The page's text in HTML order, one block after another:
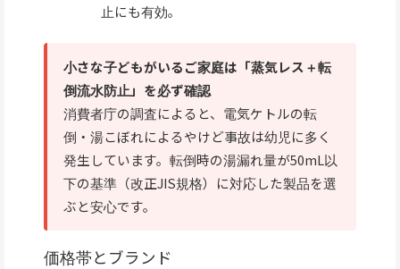
止にも有効。
小さな子どもがいるご家庭は「蒸気レス＋転
倒流水防止」を必ず確認
消費者庁の調査によると、電気ケトルの転
倒・湯こぼれによるやけど事故は幼児に多く
発生しています。転倒時の湯漏れ量が50mL以
下の基準（改正JIS規格）に対応した製品を選
ぶと安心です。
価格帯とブランド